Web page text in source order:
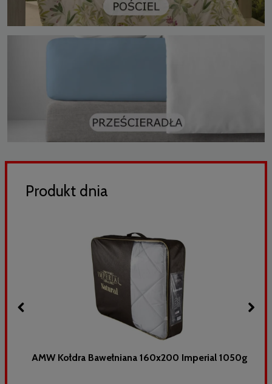
Produkt dnia
AMW Kołdra Bawełniana 160x200 Imperial 1050g